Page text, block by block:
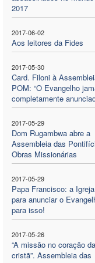
2017
2017-06-02
Aos leitores da Fides
2017-05-30
Card. Filoni à
POM: “O Evangelho
completamente
2017-05-29
Dom Rugambwa abre a
Assembleia das
Obras Missionárias
2017-05-29
Papa Francisco: a
para anunciar o
para isso!
2017-05-26
“A missão no coração
cristã”. Assembleia das